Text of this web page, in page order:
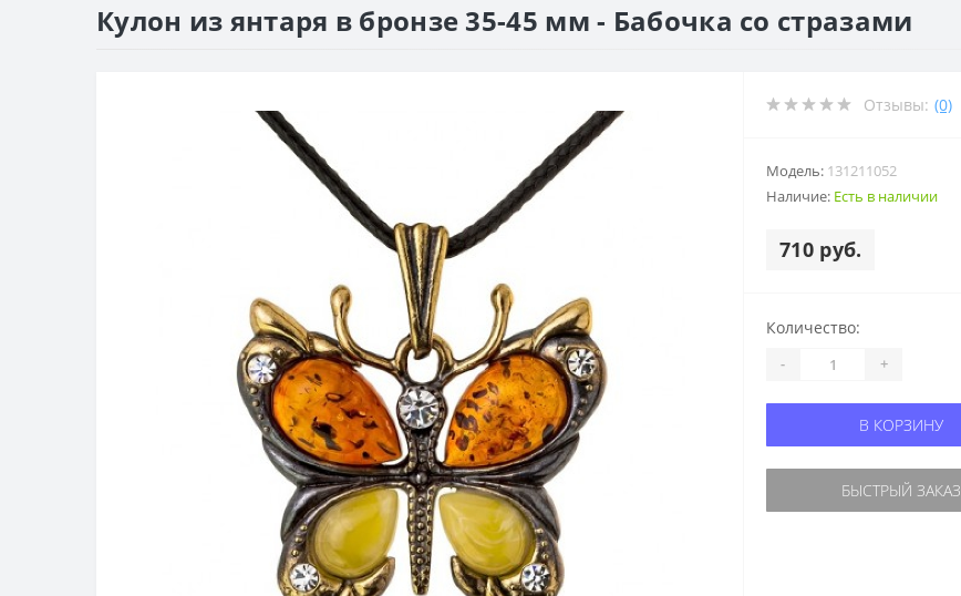
Кулон из янтаря в бронзе 35-45 мм - Бабочка со стразами
Отзывы: (0)
Модель: 131211052
Наличие: Есть в наличии
710 руб.
Количество:
- +
В КОРЗИНУ
БЫСТРЫЙ ЗАКАЗ